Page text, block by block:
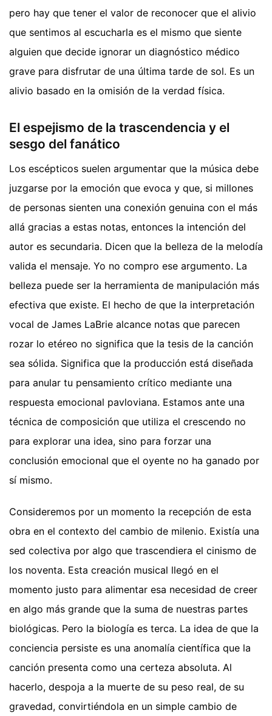
pero hay que tener el valor de reconocer que el alivio
que sentimos al escucharla es el mismo que siente
alguien que decide ignorar un diagnóstico médico
grave para disfrutar de una última tarde de sol. Es un
alivio basado en la omisión de la verdad física.
El espejismo de la trascendencia y el
sesgo del fanático
Los escépticos suelen argumentar que la música debe
juzgarse por la emoción que evoca y que, si millones
de personas sienten una conexión genuina con el más
allá gracias a estas notas, entonces la intención del
autor es secundaria. Dicen que la belleza de la melodía
valida el mensaje. Yo no compro ese argumento. La
belleza puede ser la herramienta de manipulación más
efectiva que existe. El hecho de que la interpretación
vocal de James LaBrie alcance notas que parecen
rozar lo etéreo no significa que la tesis de la canción
sea sólida. Significa que la producción está diseñada
para anular tu pensamiento crítico mediante una
respuesta emocional pavloviana. Estamos ante una
técnica de composición que utiliza el crescendo no
para explorar una idea, sino para forzar una
conclusión emocional que el oyente no ha ganado por
sí mismo.
Consideremos por un momento la recepción de esta
obra en el contexto del cambio de milenio. Existía una
sed colectiva por algo que trascendiera el cinismo de
los noventa. Esta creación musical llegó en el
momento justo para alimentar esa necesidad de creer
en algo más grande que la suma de nuestras partes
biológicas. Pero la biología es terca. La idea de que la
conciencia persiste es una anomalía científica que la
canción presenta como una certeza absoluta. Al
hacerlo, despoja a la muerte de su peso real, de su
gravedad, convirtiéndola en un simple cambio de